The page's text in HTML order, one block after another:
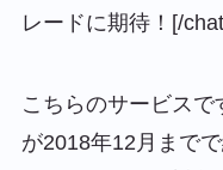
レードに期待！[/
こちらのサービスで
が2018年12月まで